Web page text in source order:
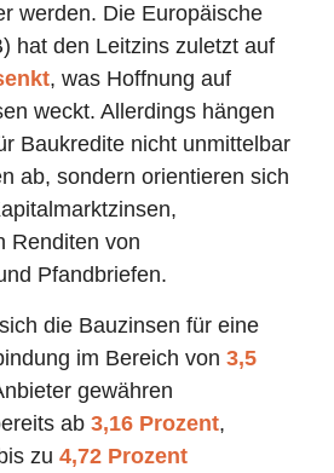
werden. Die Europäische
hat den Leitzins zuletzt auf
, was Hoffnung auf
weckt. Allerdings hängen
Baukredite nicht unmittelbar
ab, sondern orientieren sich
Renditen von
Pfandbriefen.
die Bauzinsen für eine
im Bereich von 3,5
gewähren
ab 3,16 Prozent,
zu 4,72 Prozent